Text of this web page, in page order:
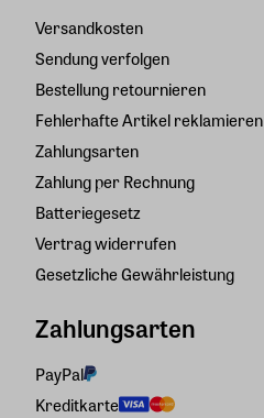
Versandkosten
Sendung verfolgen
Bestellung retournieren
Fehlerhafte Artikel reklamieren
Zahlungsarten
Zahlung per Rechnung
Batteriegesetz
Vertrag widerrufen
Gesetzliche Gewährleistung
Zahlungsarten
PayPal
Kreditkarte